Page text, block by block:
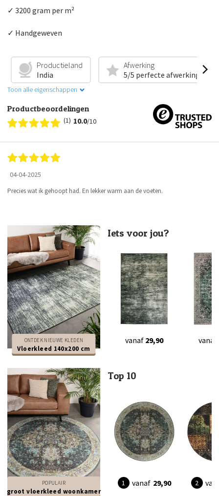
✓ 3200 gram per m²
✓ Handgeweven
Productieland
India
Afwerking
5/5 perfecte afwerking
Toon alle eigenschappen
Productbeoordelingen
(1) 10.0/10
04-04-2025
Precies wat ik gehoopt had. En lekker warm aan de voeten.
ONTDEK NIEUWE KLEDEN
Vloerkleed 140x200 cm
Iets voor jou?
vanaf 29,90 vanaf
POPULAIR
groot vloerkleed woonkamer
Top 10
vanaf 29,90